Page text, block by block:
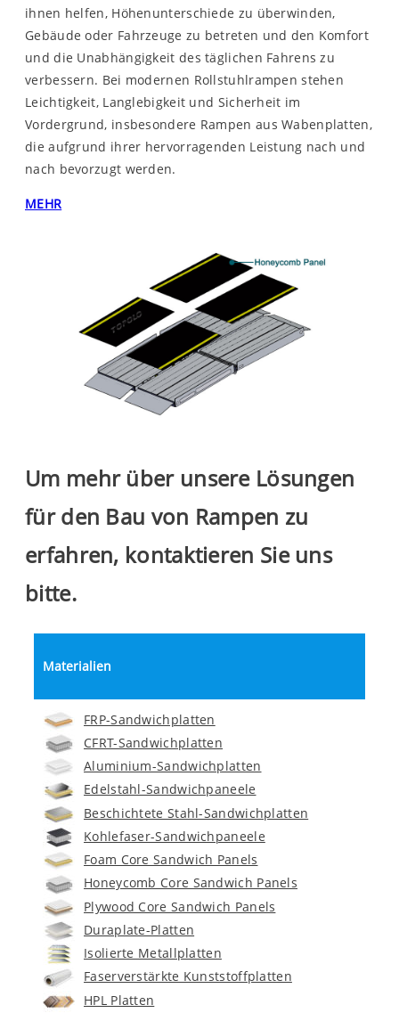
ihnen helfen, Höhenunterschiede zu überwinden,
Gebäude oder Fahrzeuge zu betreten und den Komfort
und die Unabhängigkeit des täglichen Fahrens zu
verbessern. Bei modernen Rollstuhlrampen stehen
Leichtigkeit, Langlebigkeit und Sicherheit im
Vordergrund, insbesondere Rampen aus Wabenplatten,
die aufgrund ihrer hervorragenden Leistung nach und
nach bevorzugt werden.
MEHR
Um mehr über unsere Lösungen
für den Bau von Rampen zu
erfahren, kontaktieren Sie uns
bitte.
Materialien
FRP-Sandwichplatten
CFRT-Sandwichplatten
Aluminium-Sandwichplatten
Edelstahl-Sandwichpaneele
Beschichtete Stahl-Sandwichplatten
Kohlefaser-Sandwichpaneele
Foam Core Sandwich Panels
Honeycomb Core Sandwich Panels
Plywood Core Sandwich Panels
Duraplate-Platten
Isolierte Metallplatten
Faserverstärkte Kunststoffplatten
HPL Platten